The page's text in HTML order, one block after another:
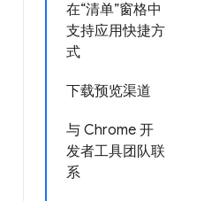
在“清单”窗格中
支持应用快捷方
式
下载预览渠道
与 Chrome 开
发者工具团队联
系